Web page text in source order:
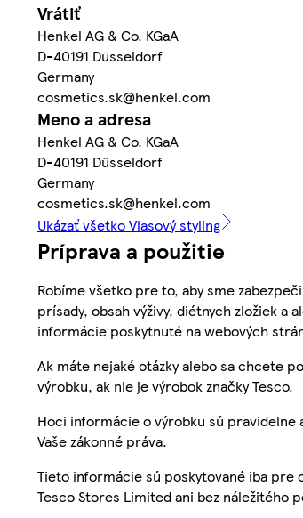
Vrátiť
Henkel AG & Co. KGaA
D-40191 Düsseldorf
Germany
cosmetics.sk@henkel.com
Meno a adresa
Henkel AG & Co. KGaA
D-40191 Düsseldorf
Germany
cosmetics.sk@henkel.com
Ukázať všetko Vlasový styling
Príprava a použitie
Robíme všetko pre to, aby sme
prísady, obsah výživy, diétnych zložiek a
informácie poskytnuté na webových
Ak máte nejaké otázky alebo sa chcete
výrobku, ak nie je výrobok značky Tesco.
Hoci informácie o výrobku sú pravidelne
Vaše zákonné práva.
Tieto informácie sú poskytované iba pre
Tesco Stores Limited ani bez náležitého